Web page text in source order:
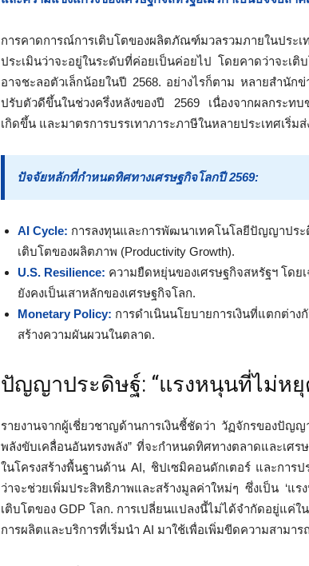
การคาดการณ์การเติบโตของผลิตภัณฑ์มวลรวมภายในปร
ประเมินว่าจะอยู่ในระดับที่ค่อยเป็นค่อยไป โดยคาดว่าจะเ
อาจชะลอตัวเล็กน้อยในปี 2568. อย่างไรก็ตาม หลายสำนัก
ปรับตัวดีขึ้นในช่วงครึ่งหลังของปี 2569 เนื่องจากผลกระทบ
เกิดขึ้น และมาตรการบรรเทาภาระภาษีในหลายประเทศเริ่ม
ปัจจัยหลักที่กำหนดทิศทางเศรษฐกิจโลกปี 2569:
AI Cycle: การลงทุนและการพัฒนาเทคโนโลยีปัญญาปร
เติบโตของผลิตภาพ (Productivity Growth).
U.S. Resilience: ความยืดหยุ่นของเศรษฐกิจสหรัฐฯ โด
ยังคงเป็นเสาหลักของเศรษฐกิจโลก.
Monetary Policy: การดำเนินนโยบายการเงินที่แตกต่าง
สร้างความผันผวนในตลาด.
ปัญญาประดิษฐ์: “แรงหนุนที่ไม่หยุ
รายงานจากผู้เชี่ยวชาญด้านการเงินชี้ชัดว่า วัฏจักรของปัญ
พลังขับเคลื่อนอันทรงพลัง” ที่จะกำหนดทิศทางตลาดและเศร
ในโครงสร้างพื้นฐานด้าน AI, ชิปเซมิคอนดักเตอร์ และการ
ว่าจะช่วยเพิ่มประสิทธิภาพและสร้างมูลค่าใหม่ๆ ซึ่งเป็น ‘แร
เติบโตของ GDP โลก. การเปลี่ยนแปลงนี้ไม่ได้จำกัดอยู่แค่ใ
การผลิตและบริการที่เริ่มนำ AI มาใช้เพื่อเพิ่มขีดความสามา